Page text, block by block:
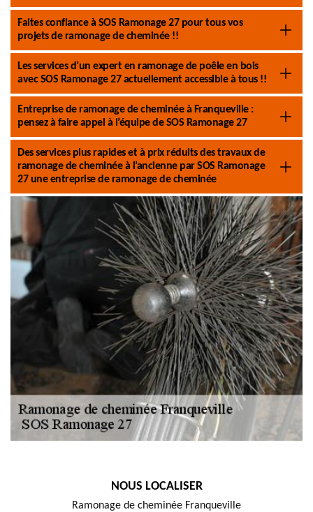
Faites confiance à SOS Ramonage 27 pour tous vos
projets de ramonage de cheminée !!
Les services d’un expert en ramonage de poêle en bois
avec SOS Ramonage 27 actuellement accessible à tous !!
Entreprise de ramonage de cheminée à Franqueville :
pensez à faire appel à l’équipe de SOS Ramonage 27
Des services plus rapides et à prix réduits des travaux de
ramonage de cheminée à l’ancienne par SOS Ramonage
27 une entreprise de ramonage de cheminée
NOUS LOCALISER
Ramonage de cheminée Franqueville